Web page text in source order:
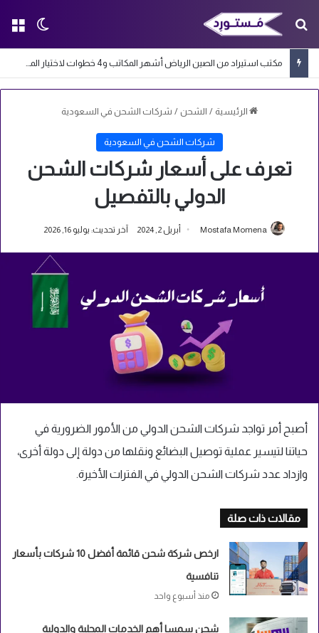
الوضع بحث عن
مكتب استيراد من الصين الرياض أشهر المكاتب و4 خطوات لاختيار المكتب المناسب
الرئيسية / الشحن / شركات الشحن في السعودية
شركات الشحن في السعودية
تعرف على أسعار شركات الشحن
الدولي بالتفصيل
Mostafa Momena أبريل 2, 2024 آخر تحديث: يوليو 16, 2026
أصبح أمر تواجد شركات الشحن الدولي من الأمور الضرورية في
حياتنا لتيسير عملية توصيل البضائع ونقلها من دولة إلى دولة أخرى،
وازداد عدد شركات الشحن الدولي في الفترات الأخيرة.
مقالات ذات صلة
ارخص شركة شحن قائمة أفضل 10 شركات بأسعار
تنافسية
منذ أسبوع واحد
شحن سمسا أهم الخدمات المحلية والدولية